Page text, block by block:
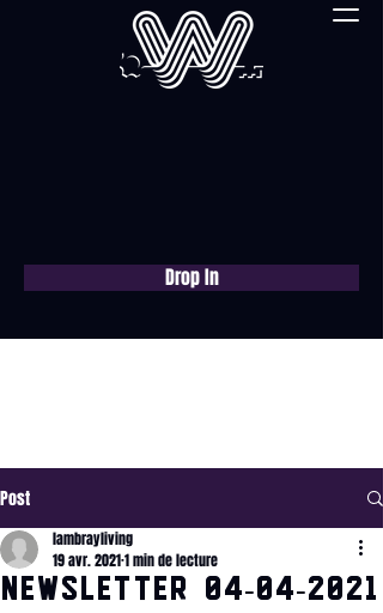
Drop In
Post
NEWSLETTER 04-04-2021
lambrayliving
19 avr. 20211 min de lecture